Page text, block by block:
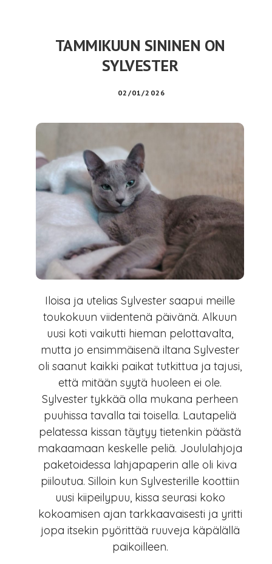
TAMMIKUUN SININEN ON
SYLVESTER
02/01/2026
Iloisa ja utelias Sylvester saapui meille
toukokuun viidentenä päivänä. Alkuun
uusi koti vaikutti hieman pelottavalta,
mutta jo ensimmäisenä iltana Sylvester
oli saanut kaikki paikat tutkittua ja tajusi,
että mitään syytä huoleen ei ole.
Sylvester tykkää olla mukana perheen
puuhissa tavalla tai toisella. Lautapeliä
pelatessa kissan täytyy tietenkin päästä
makaamaan keskelle peliä. Joululahjoja
paketoidessa lahjapaperin alle oli kiva
piiloutua. Silloin kun Sylvesterille koottiin
uusi kiipeilypuu, kissa seurasi koko
kokoamisen ajan tarkkaavaisesti ja yritti
jopa itsekin pyörittää ruuveja käpälällä
paikoilleen.